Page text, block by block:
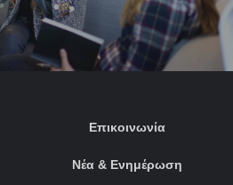
Επικοινωνία
Νέα & Ενημέρωση